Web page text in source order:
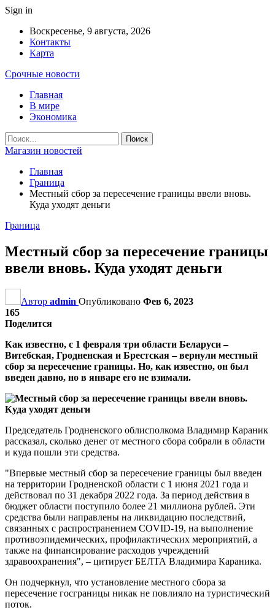
Sign in
Воскресенье, 9 августа, 2026
Контакты
Карта
Срочные новости
Главная
В мире
Экономика
Магазин новостей
Главная
Граница
Местный сбор за пересечение границы ввели вновь.
Куда уходят деньги
Граница
Местный сбор за пересечение границы
ввели вновь. Куда уходят деньги
Автор admin Опубликовано Фев 6, 2023
165
Поделится
Как известно, с 1 февраля три области Беларуси –
Витебская, Гродненская и Брестская – вернули местный
сбор за пересечение границы. Но, как известно, он был
введен давно, но в январе его не взимали.
Председатель Гродненского облисполкома Владимир Караник
рассказал, сколько денег от местного сбора собрали в области
и куда пошли эти средства.
"Впервые местный сбор за пересечение границы был введен
на территории Гродненской области с 1 июня 2021 года и
действовал по 31 декабря 2022 года. За период действия в
бюджет области поступило более 21 миллиона рублей. Эти
средства были направлены на ликвидацию последствий,
связанных с распространением COVID-19, на выполнение
противоэпидемических, профилактических мероприятий, а
также на финансирование расходов учреждений
здравоохранения", – цитирует БЕЛТА Владимира Караника.
Он подчеркнул, что установление местного сбора за
пересечение госграницы никак не повлияло на туристический
поток.